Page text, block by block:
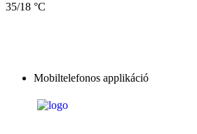
35/18 °C
Mobiltelefonos applikáció